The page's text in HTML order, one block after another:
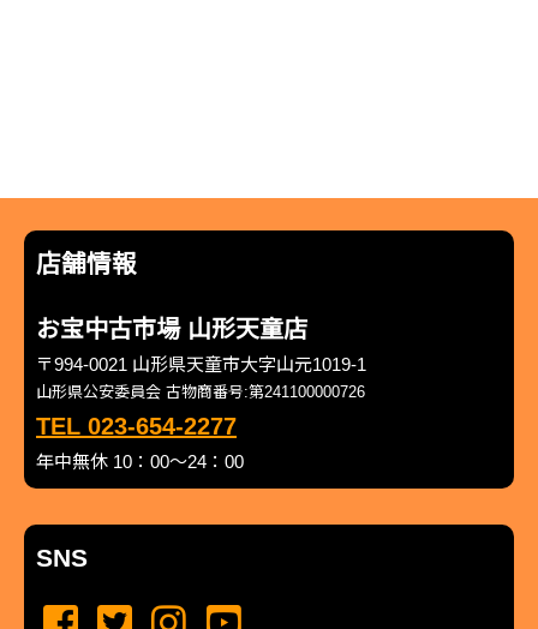
店舗情報
お宝中古市場 山形天童店
〒994-0021 山形県天童市大字山元1019-1
山形県公安委員会 古物商番号:第241100000726
TEL 023-654-2277
年中無休 10：00～24：00
SNS